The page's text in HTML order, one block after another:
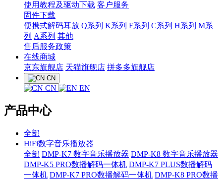
使用教程及驱动下载 客户服务
固件下载
便携式解码耳放 Q系列 K系列 F系列 C系列 H系列 M系
列 A系列 其他
售后服务政策
在线商城
京东旗舰店 天猫旗舰店 拼多多旗舰店
CN
CN EN
产品中心
全部
HiFi数字音乐播放器
全部 DMP-K7 数字音乐播放器 DMP-K8 数字音乐播放器
DMP-K5 PRO数播解码一体机 DMP-K7 PLUS数播解码
一体机 DMP-K7 PRO数播解码一体机 DMP-K8 PRO数播